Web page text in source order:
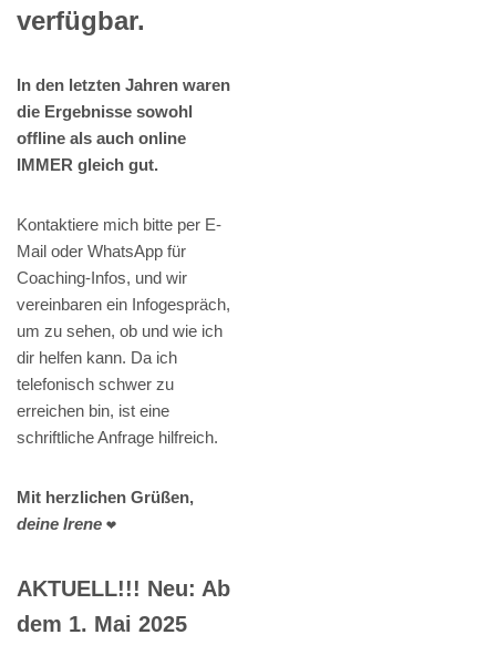
verfügbar.
In den letzten Jahren waren
die Ergebnisse sowohl
offline als auch online
IMMER gleich gut.
Kontaktiere mich bitte per E-
Mail oder WhatsApp für
Coaching-Infos, und wir
vereinbaren ein Infogespräch,
um zu sehen, ob und wie ich
dir helfen kann. Da ich
telefonisch schwer zu
erreichen bin, ist eine
schriftliche Anfrage hilfreich.
Mit herzlichen Grüßen,
deine Irene ❤️
AKTUELL!!! Neu: Ab
dem 1. Mai 2025